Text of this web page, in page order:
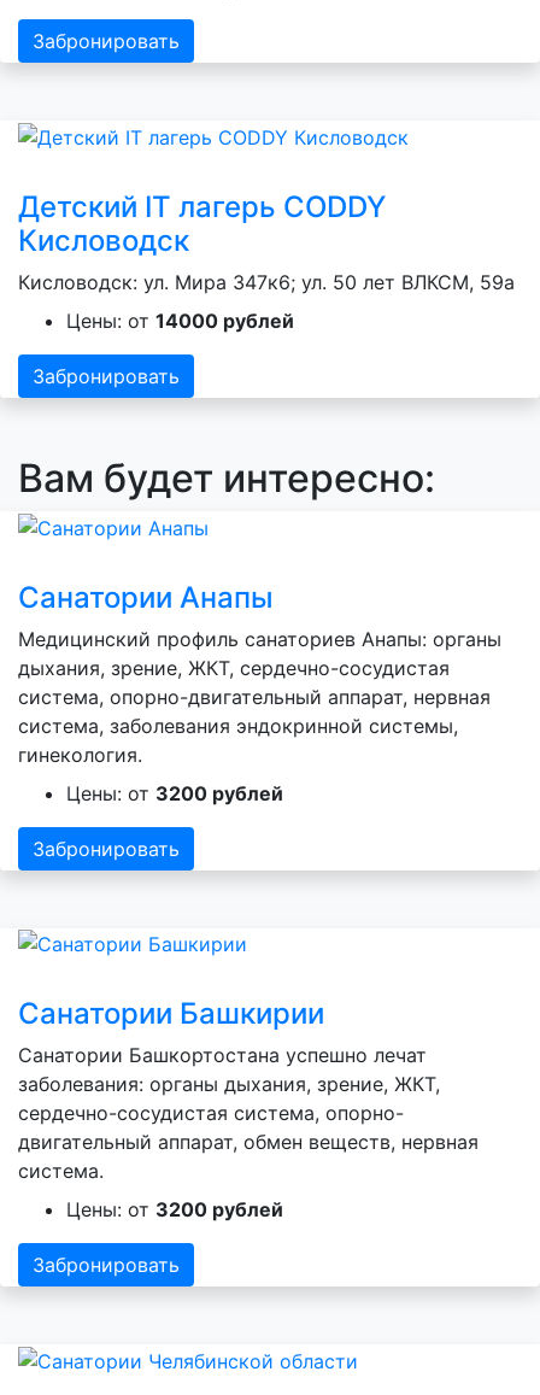
Забронировать
Детский IT лагерь CODDY
Кисловодск
Кисловодск: ул. Мира 347к6; ул. 50 лет ВЛКСМ, 59а
Цены: от 14000 рублей
Забронировать
Вам будет интересно:
Санатории Анапы
Медицинский профиль санаториев Анапы: органы
дыхания, зрение, ЖКТ, сердечно-сосудистая
система, опорно-двигательный аппарат, нервная
система, заболевания эндокринной системы,
гинекология.
Цены: от 3200 рублей
Забронировать
Санатории Башкирии
Санатории Башкортостана успешно лечат
заболевания: органы дыхания, зрение, ЖКТ,
сердечно-сосудистая система, опорно-
двигательный аппарат, обмен веществ, нервная
система.
Цены: от 3200 рублей
Забронировать